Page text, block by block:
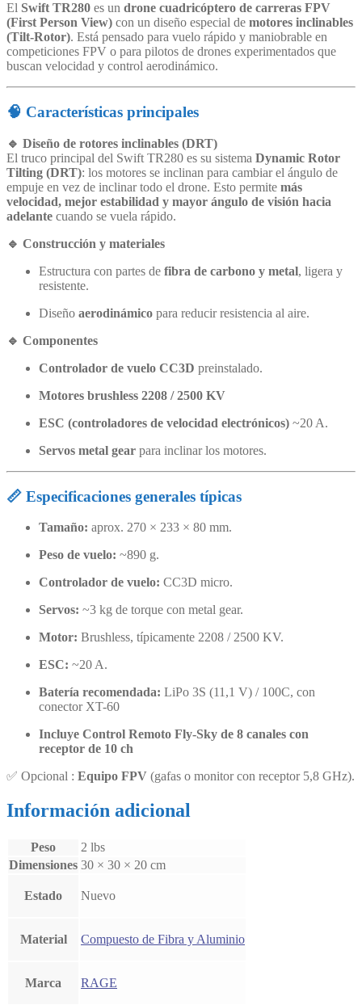
El Swift TR280 es un drone cuadricóptero de carreras FPV
(First Person View) con un diseño especial de motores inclinables
(Tilt-Rotor). Está pensado para vuelo rápido y maniobrable en
competiciones FPV o para pilotos de drones experimentados que
buscan velocidad y control aerodinámico.
🧠 Características principales
🔹 Diseño de rotores inclinables (DRT)
El truco principal del Swift TR280 es su sistema Dynamic Rotor
Tilting (DRT): los motores se inclinan para cambiar el ángulo de
empuje en vez de inclinar todo el drone. Esto permite más
velocidad, mejor estabilidad y mayor ángulo de visión hacia
adelante cuando se vuela rápido.
🔹 Construcción y materiales
Estructura con partes de fibra de carbono y metal, ligera y
resistente.
Diseño aerodinámico para reducir resistencia al aire.
🔹 Componentes
Controlador de vuelo CC3D preinstalado.
Motores brushless 2208 / 2500 KV
ESC (controladores de velocidad electrónicos) ~20 A.
Servos metal gear para inclinar los motores.
📏 Especificaciones generales típicas
Tamaño: aprox. 270 × 233 × 80 mm.
Peso de vuelo: ~890 g.
Controlador de vuelo: CC3D micro.
Servos: ~3 kg de torque con metal gear.
Motor: Brushless, típicamente 2208 / 2500 KV.
ESC: ~20 A.
Batería recomendada: LiPo 3S (11,1 V) / 100C, con
conector XT-60
Incluye Control Remoto Fly-Sky de 8 canales con
receptor de 10 ch
✅ Opcional : Equipo FPV (gafas o monitor con receptor 5,8 GHz).
Información adicional
Peso
2 lbs
Dimensiones 30 × 30 × 20 cm
Estado Nuevo
Material Compuesto de Fibra y Aluminio
Marca RAGE